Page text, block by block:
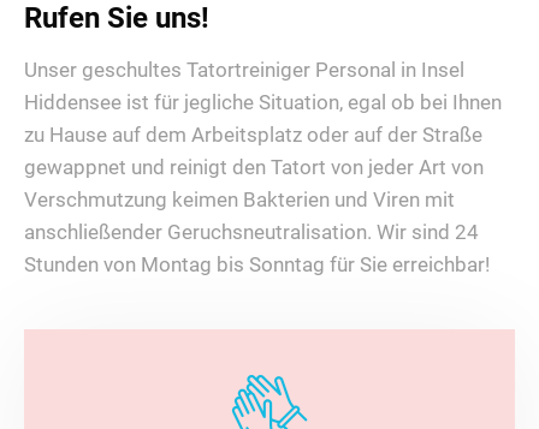
Rufen Sie uns!
Unser geschultes Tatortreiniger Personal in Insel
Hiddensee ist für jegliche Situation, egal ob bei Ihnen
zu Hause auf dem Arbeitsplatz oder auf der Straße
gewappnet und reinigt den Tatort von jeder Art von
Verschmutzung keimen Bakterien und Viren mit
anschließender Geruchsneutralisation. Wir sind 24
Stunden von Montag bis Sonntag für Sie erreichbar!